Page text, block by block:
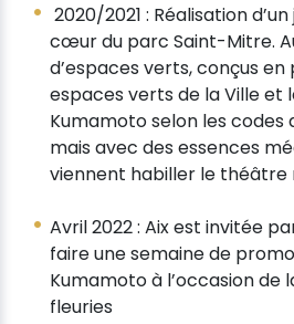
2020/2021 : Réalisation
cœur du parc Saint-Mitre.
d’espaces verts, conçus
espaces verts de la Ville et
Kumamoto selon les codes
mais avec des essences
viennent habiller le théâtre
Avril 2022 : Aix est invitée
faire une semaine de
Kumamoto à l’occasion de
fleuries